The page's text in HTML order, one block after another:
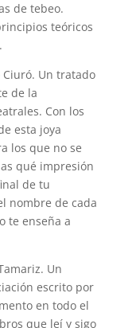
de tebeo.
teóricos
Ciuró. Un tratado
de la
Con los
esta joya
los que no se
qué impresión
de tu
nombre de cada
te enseña a
Un
escrito por
en todo el
que leí y sigo